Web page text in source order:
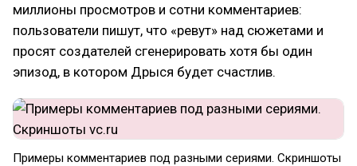
миллионы просмотров и сотни комментариев:
пользователи пишут, что «ревут» над сюжетами и
просят создателей сгенерировать хотя бы один
эпизод, в котором Дрыся будет счастлив.
Примеры комментариев под разными сериями. Скриншоты